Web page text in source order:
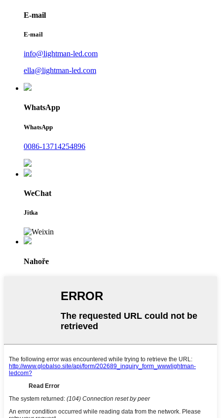
E-mail
E-mail
info@lightman-led.com
ella@lightman-led.com
WhatsApp
WhatsApp
0086-13714254896
WeChat
Jitka
Nahoře